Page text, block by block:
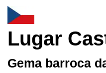
Lugar
Gema barroca